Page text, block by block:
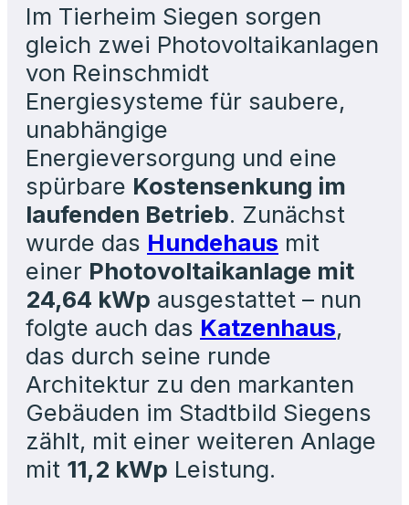
Im Tierheim Siegen sorgen
gleich zwei Photovoltaikanlagen
von Reinschmidt
Energiesysteme für saubere,
unabhängige
Energieversorgung und eine
spürbare Kostensenkung im
laufenden Betrieb. Zunächst
wurde das Hundehaus mit
einer Photovoltaikanlage mit
24,64 kWp ausgestattet – nun
folgte auch das Katzenhaus,
das durch seine runde
Architektur zu den markanten
Gebäuden im Stadtbild Siegens
zählt, mit einer weiteren Anlage
mit 11,2 kWp Leistung.